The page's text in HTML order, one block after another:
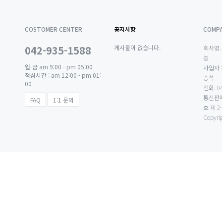
COSTOMER CENTER
042-935-1588
월-금 am 9:00 - pm 05:00
점심시간 : am 12:00 - pm 01:
00
FAQ
1:1 문의
공지사항
게시물이 없습니다. 회사명.
층
사업자
승석
전화.
통신판
호 제